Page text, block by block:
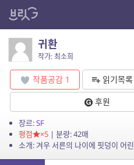
귀환
작가: 최소희
작품공감 1 읽기목록
후원
장르:SF
평점
×5| 분량: 42매